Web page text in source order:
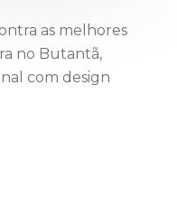
as melhores
no Butantã,
com design